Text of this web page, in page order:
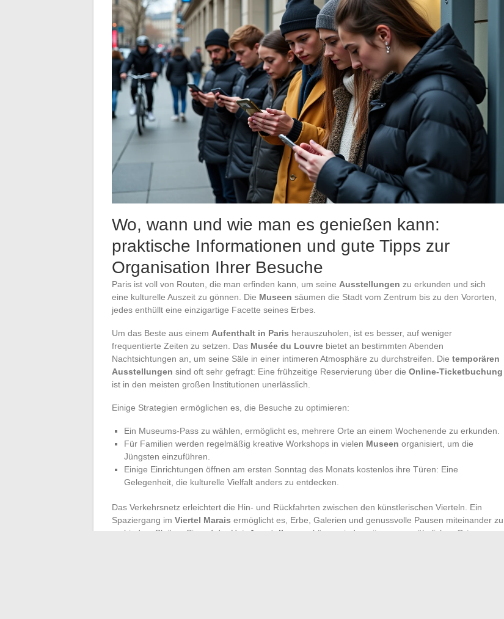
Wo, wann und wie man es genießen kann:
praktische Informationen und gute Tipps zur
Organisation Ihrer Besuche
Paris ist voll von Routen, die man erfinden kann, um seine Ausstellungen zu erkunden und sich
eine kulturelle Auszeit zu gönnen. Die Museen säumen die Stadt vom Zentrum bis zu den Vororten,
jedes enthüllt eine einzigartige Facette seines Erbes.
Um das Beste aus einem Aufenthalt in Paris herauszuholen, ist es besser, auf weniger
frequentierte Zeiten zu setzen. Das Musée du Louvre bietet an bestimmten Abenden
Nachtsichtungen an, um seine Säle in einer intimeren Atmosphäre zu durchstreifen. Die temporären
Ausstellungen sind oft sehr gefragt: Eine frühzeitige Reservierung über die Online-Ticketbuchung
ist in den meisten großen Institutionen unerlässlich.
Einige Strategien ermöglichen es, die Besuche zu optimieren:
Ein Museums-Pass zu wählen, ermöglicht es, mehrere Orte an einem Wochenende zu erkunden.
Für Familien werden regelmäßig kreative Workshops in vielen Museen organisiert, um die
Jüngsten einzuführen.
Einige Einrichtungen öffnen am ersten Sonntag des Monats kostenlos ihre Türen: Eine
Gelegenheit, die kulturelle Vielfalt anders zu entdecken.
Das Verkehrsnetz erleichtert die Hin- und Rückfahrten zwischen den künstlerischen Vierteln. Ein
Spaziergang im Viertel Marais ermöglicht es, Erbe, Galerien und genussvolle Pausen miteinander zu
verbinden. Bleiben Sie auf der Hut:
Ausstellungen
können jederzeit an ungewöhnlichen Orten, von